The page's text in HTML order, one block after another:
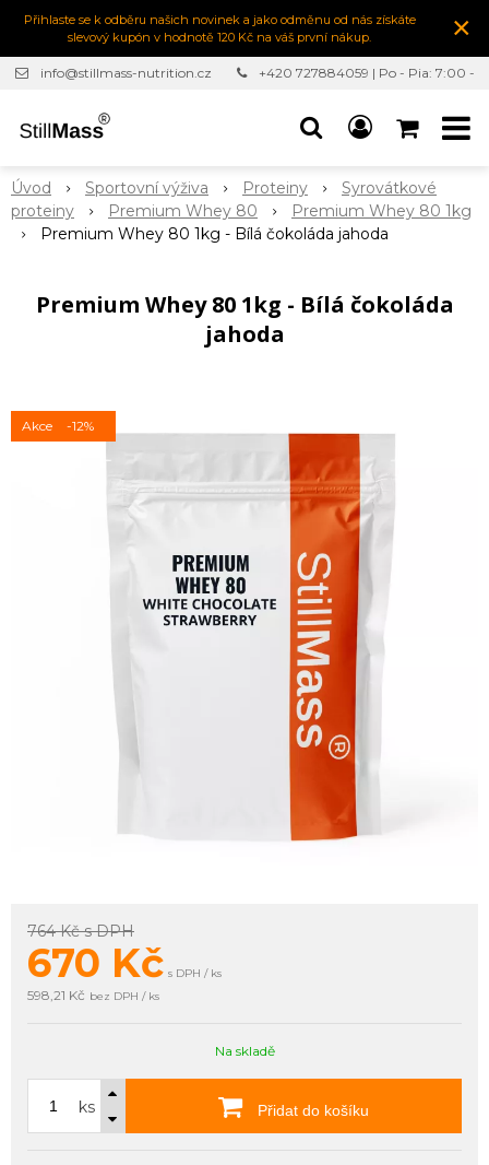
Přihlaste se k odběru našich novinek a jako odměnu od nás získáte
slevový kupón v hodnotě 120 Kč na váš první nákup.
×
info@stillmass-nutrition.cz
+420 727884059 | Po - Pia: 7:00 -
Úvod Sportovní výživa Proteiny
Syrovátkové
proteiny
Premium Whey 80
Premium Whey 80 1kg
Premium Whey 80 1kg - Bílá čokoláda jahoda
Premium Whey 80 1kg - Bílá čokoláda
jahoda
Akce -12%
764 Kčs DPH
670 Kč s DPH / ks
598,21 Kč bez DPH / ks
Na skladě
ks Přidat do košíku